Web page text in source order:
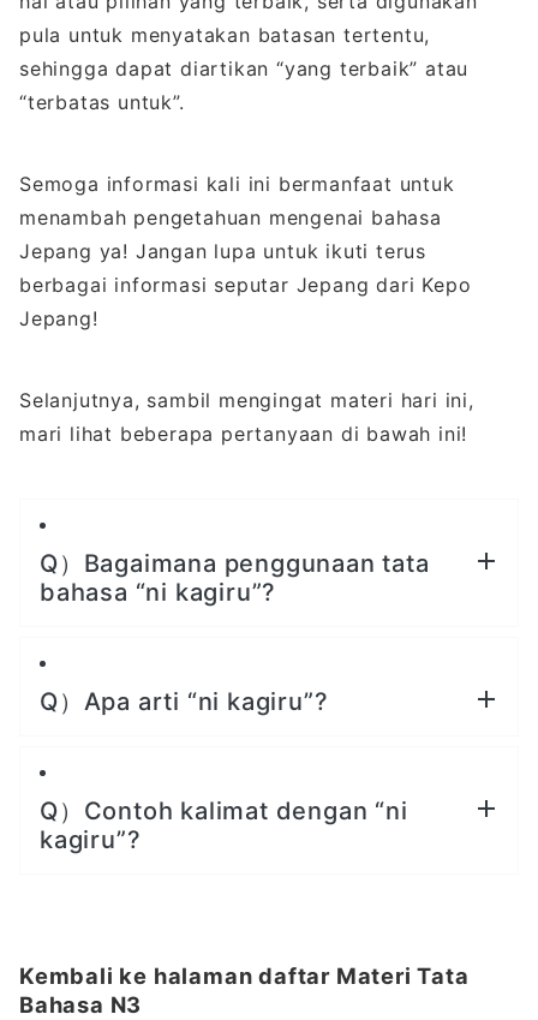
pula untuk menyatakan batasan tertentu,
sehingga dapat diartikan “yang terbaik” atau
“terbatas untuk”.
Semoga informasi kali ini bermanfaat untuk
menambah pengetahuan mengenai bahasa
Jepang ya! Jangan lupa untuk ikuti terus
berbagai informasi seputar Jepang dari Kepo
Jepang!
Selanjutnya, sambil mengingat materi hari ini,
mari lihat beberapa pertanyaan di bawah ini!
Q）Bagaimana penggunaan tata
bahasa “ni kagiru”?
Q）Apa arti “ni kagiru”?
Q）Contoh kalimat dengan “ni
kagiru”?
Kembali ke halaman daftar Materi Tata
Bahasa N3